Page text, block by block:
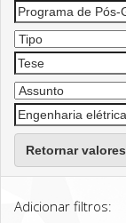
Retornar valores
Adicionar filtros: